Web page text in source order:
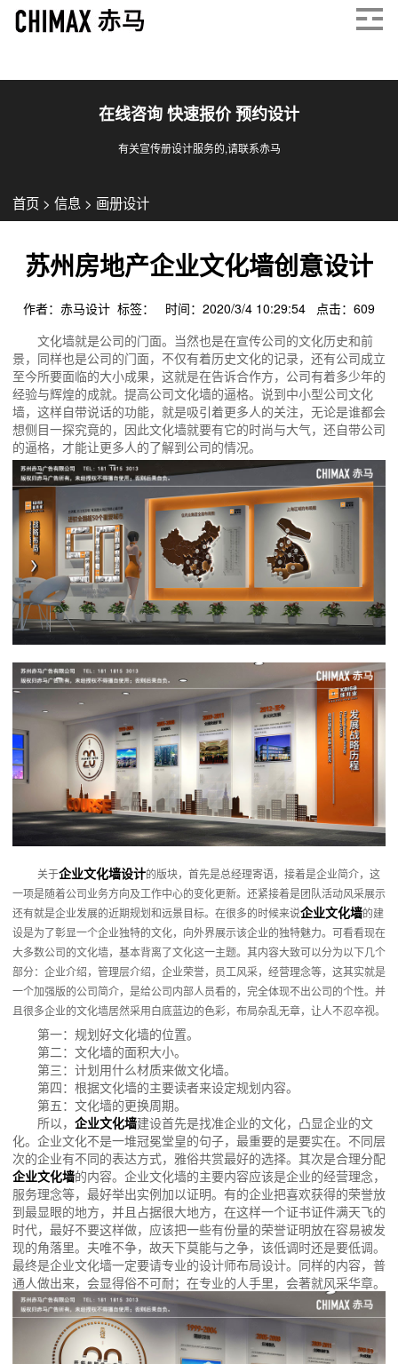
在线咨询 快速报价 预约设计
有关宣传册设计服务的,请联系赤马
首页 > 信息 > 画册设计
苏州房地产企业文化墙创意设计
作者：赤马设计 标签： 时间：2020/3/4 10:29:54 点击： 609
文化墙就是公司的门面。当然也是在宣传公司的文化历史和前
景，同样也是公司的门面，不仅有着历史文化的记录，还有公司成立
至今所要面临的大小成果，这就是在告诉合作方，公司有着多少年的
经验与辉煌的成就。提高公司文化墙的逼格。说到中小型公司文化
墙，这样自带说话的功能，就是吸引着更多人的关注，无论是谁都会
想侧目一探究竟的，因此文化墙就要有它的时尚与大气，还自带公司
的逼格，才能让更多人的了解到公司的情况。
关于企业文化墙设计的版块，首先是总经理寄语，接着是企业简介，这
一项是随着公司业务方向及工作中心的变化更新。还紧接着是团队活动风采展示
还有就是企业发展的近期规划和远景目标。在很多的时候来说企业文化墙的建
设是为了彰显一个企业独特的文化，向外界展示该企业的独特魅力。可看看现在
大多数公司的文化墙，基本背离了文化这一主题。其内容大致可以分为以下几个
部分：企业介绍，管理层介绍，企业荣誉，员工风采，经营理念等，这其实就是
一个加强版的公司简介，是给公司内部人员看的，完全体现不出公司的个性。并
且很多企业的文化墙居然采用白底蓝边的色彩，布局杂乱无章，让人不忍卒视。
第一：规划好文化墙的位置。
第二：文化墙的面积大小。
第三：计划用什么材质来做文化墙。
第四：根据文化墙的主要读者来设定规划内容。
第五：文化墙的更换周期。
所以， 企业文化墙建设首先是找准企业的文化，凸显企业的文
化。企业文化不是一堆冠冕堂皇的句子，最重要的是要实在。不同层
次的企业有不同的表达方式，雅俗共赏最好的选择。其次是合理分配
企业文化墙的内容。企业文化墙的主要内容应该是企业的经营理念，
服务理念等，最好举出实例加以证明。有的企业把喜欢获得的荣誉放
到最显眼的地方，并且占据很大地方，在这样一个证书证件满天飞的
时代，最好不要这样做，应该把一些有份量的荣誉证明放在容易被发
现的角落里。夫唯不争，故天下莫能与之争，该低调时还是要低调。
最终是企业文化墙一定要请专业的设计师布局设计。同样的内容，普
通人做出来，会显得俗不可耐；在专业的人手里，会著就风采华章。